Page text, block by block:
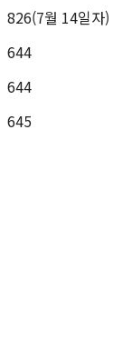
826(7월 14일자)
644
644
645